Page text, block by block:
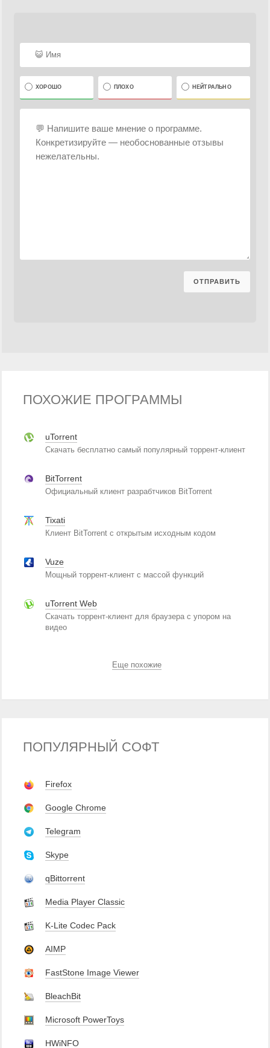
ХОРОШО ПЛОХО НЕЙТРАЛЬНО
ПОХОЖИЕ ПРОГРАММЫ
uTorrent
Скачать бесплатно самый популярный торрент-клиент
BitTorrent
Официальный клиент разрабтчиков BitTorrent
Tixati
Клиент BitTorrent с открытым исходным кодом
Vuze
Мощный торрент-клиент с массой функций
uTorrent Web
Скачать торрент-клиент для браузера с упором на
видео
Еще похожие
ПОПУЛЯРНЫЙ СОФТ
Firefox
Google Chrome
Telegram
Skype
qBittorrent
Media Player Classic
K-Lite Codec Pack
AIMP
FastStone Image Viewer
BleachBit
Microsoft PowerToys
HWiNFO